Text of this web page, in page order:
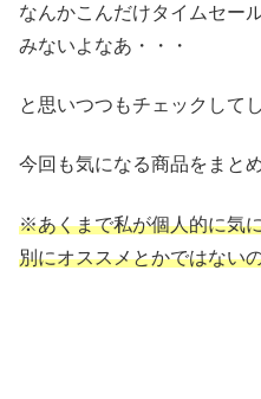
なんかこんだけタイムセー
みないよなあ・・・
と思いつつもチェックして
今回も気になる商品をまと
※あくまで私が個人的に気
別にオススメとかではない